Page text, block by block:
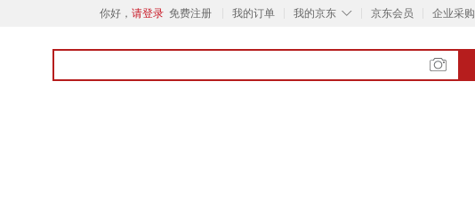
你好， 请登录 免费注册 我的订单 ◇
我的京东 京东会员 企业采购